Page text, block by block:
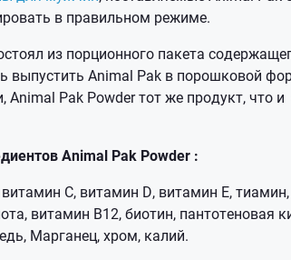
в правильном режиме.
из порционного пакета
выпустить Animal Pak в порошковой
Animal Pak Powder тот же продукт, что
Animal Pak Powder :
С, витамин D, витамин Е,
витамин B12, биотин, пантотеновая
Марганец, хром, калий.